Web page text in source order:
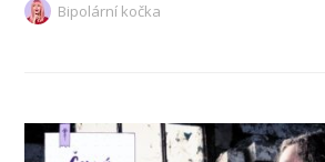
Bipolární kočka